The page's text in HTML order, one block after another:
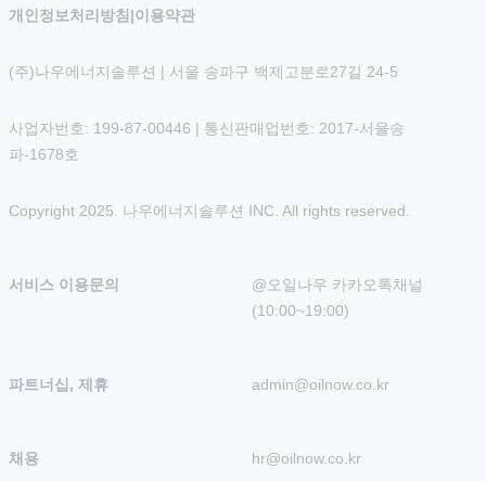
개인정보처리방침 |이용약관
(주)나우에너지솔루션 | 서울 송파구 백제고분로27길 24-5
사업자번호: 199-87-00446 | 통신판매업번호: 2017-서울송
파-1678호
Copyright 2025. 나우에너지솔루션 INC. All rights reserved.
서비스 이용문의
@오일나우 카카오톡채널
(10:00~19:00)
파트너십, 제휴 admin@oilnow.co.kr
채용 hr@oilnow.co.kr